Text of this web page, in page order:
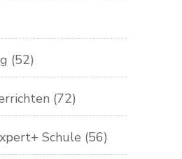
(52)
(72)
Schule (56)